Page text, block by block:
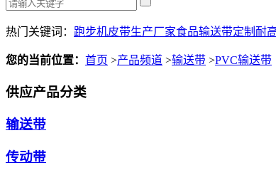
热门关键词： 跑步机皮带生产厂家食品输送带定制 耐
您的当前位置： 首页 >产品频道 >输送带 >PVC输送带
供应产品分类
输送带
传动带